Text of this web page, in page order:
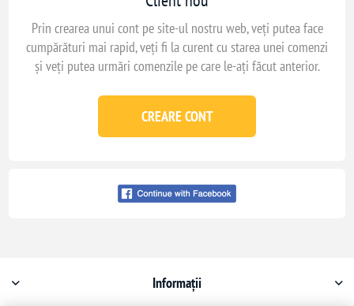
Prin crearea unui cont pe site-ul nostru web, veți putea face
cumpărături mai rapid, veți fi la curent cu starea unei comenzi
și veți putea urmări comenzile pe care le-ați făcut anterior.
CREARE CONT
Conecteaza-te cu
Informații